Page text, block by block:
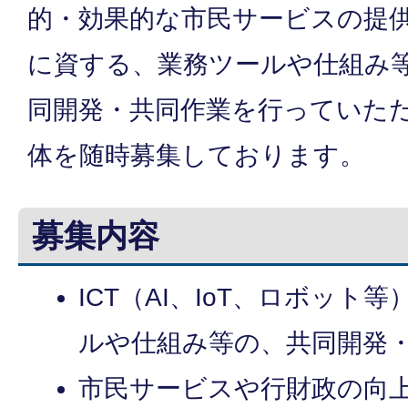
的・効果的な市民サービスの提
に資する、業務ツールや仕組み
同開発・共同作業を行っていた
体を随時募集しております。
募集内容
ICT（AI、IoT、ロボット等
ルや仕組み等の、共同開発
市民サービスや行財政の向